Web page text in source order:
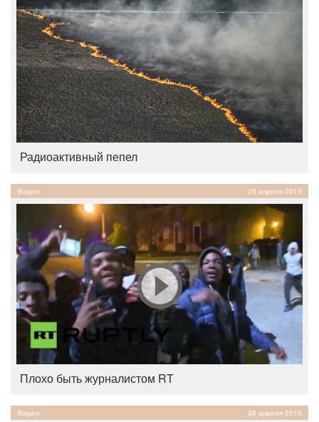
Радиоактивный пепел
Видео 29 апреля 2015
Плохо быть журналистом RT
Видео 28 апреля 2015